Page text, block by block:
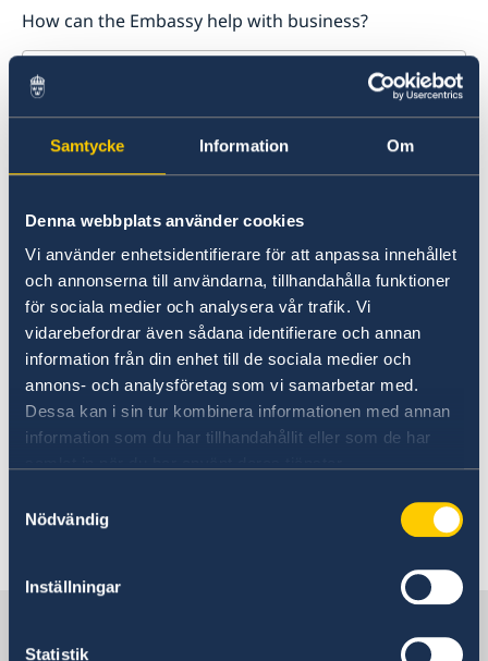
Samtycke Information Om
Denna webbplats använder cookies
Vi använder enhetsidentifierare för att anpassa innehållet
och annonserna till användarna, tillhandahålla funktioner
för sociala medier och analysera vår trafik. Vi
vidarebefordrar även sådana identifierare och annan
information från din enhet till de sociala medier och
annons- och analysföretag som vi samarbetar med.
Dessa kan i sin tur kombinera informationen med annan
information som du har tillhandahållit eller som de har
Nödvändig
Inställningar
Statistik
How can the Embassy help with business?
Madagascar
Visiting Sweden
Working in Sweden
Studying in Sweden
EES
Visa and Residence, Work and Student Permits for
Sweden
Business and trade with Sweden -
Swedish companies in Madagascar
Business Anti-Corruption Portal
How can the Embassy assist
The Embassy helps both Swedish companies
with doing business in Madagascar as well as
companies from Madagascar doing business in
Sweden.
More information for Swedish companies.